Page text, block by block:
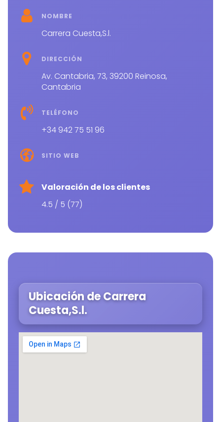
NOMBRE
Carrera Cuesta,S.l.
DIRECCIÓN
Av. Cantabria, 73, 39200 Reinosa,
Cantabria
TELÉFONO
+34 942 75 51 96
SITIO WEB
Valoración de los clientes
4.5 / 5 (77)
Ubicación de Carrera
Cuesta,S.l.